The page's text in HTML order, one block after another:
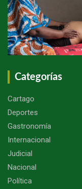
Categorías
Cartago
Deportes
Gastronomía
Internacional
Judicial
Nacional
Política